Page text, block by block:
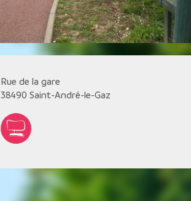
Rue de la gare
38490 Saint-André-le-Gaz